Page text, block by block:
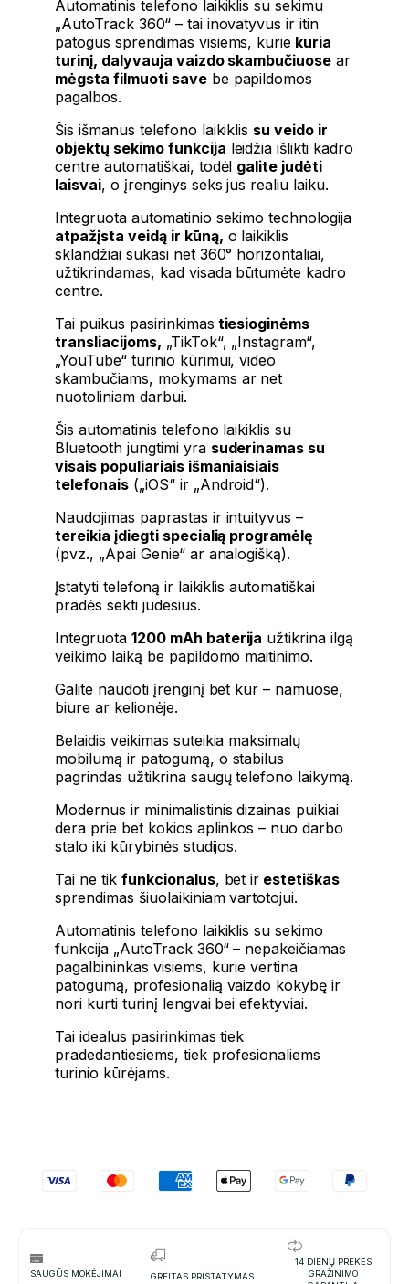
Automatinis telefono laikiklis su sekimu
„AutoTrack 360“ – tai inovatyvus ir itin
patogus sprendimas visiems, kurie kuria
turinį, dalyvauja vaizdo skambučiuose ar
mėgsta filmuoti savebe papildomos
pagalbos.
Šis išmanus telefono laikiklis su veido ir
objektų sekimo funkcija leidžia išlikti kadro
centre automatiškai, todėl galite judėti
laisvai, o įrenginys seks jus realiu laiku.
Integruota automatinio sekimo technologija
atpažįsta veidą ir kūną, o laikiklis
sklandžiai sukasi net 360° horizontaliai,
užtikrindamas, kad visada būtumėte kadro
centre.
Tai puikus pasirinkimas tiesioginėms
transliacijoms, „TikTok“, „Instagram“,
„YouTube“ turinio kūrimui, video
skambučiams, mokymams ar net
nuotoliniam darbui.
Šis automatinis telefono laikiklis su
Bluetooth jungtimi yra suderinamas su
visais populiariais išmaniaisiais
telefonais(„iOS“ ir „Android“).
Naudojimas paprastas ir intuityvus –
tereikia įdiegti specialią programėlę
(pvz., „Apai Genie“ ar analogišką).
Įstatyti telefoną ir laikiklis automatiškai
pradės sekti judesius.
Integruota 1200 mAh baterija užtikrina ilgą
veikimo laiką be papildomo maitinimo.
Galite naudoti įrenginį bet kur – namuose,
biure ar kelionėje.
Belaidis veikimas suteikia maksimalų
mobilumą ir patogumą, o stabilus
pagrindas užtikrina saugų telefono laikymą.
Modernus ir minimalistinis dizainas puikiai
dera prie bet kokios aplinkos – nuo darbo
stalo iki kūrybinės studijos.
Tai ne tik funkcionalus, bet ir estetiškas
sprendimas šiuolaikiniam vartotojui.
Automatinis telefono laikiklis su sekimo
funkcija „AutoTrack 360“ – nepakeičiamas
pagalbininkas visiems, kurie vertina
patogumą, profesionalią vaizdo kokybę ir
nori kurti turinį lengvai bei efektyviai.
Tai idealus pasirinkimas tiek
pradedantiesiems, tiek profesionaliems
turinio kūrėjams.
SAUGŪS MOKĖJIMAI GREITAS PRISTATYMAS
14 DIENŲ PREKĖS
GRAŽINIMO